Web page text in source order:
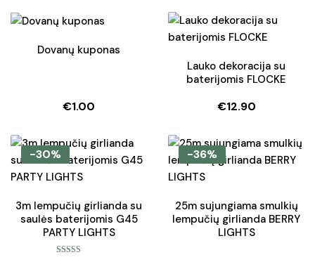
was:
€18.50.
is:
€14.90.
Dovanų kuponas
€1.00
Lauko dekoracija su
baterijomis FLOCKE
€12.90
-30%
3m lempučių girlianda su
saulės baterijomis G45
PARTY LIGHTS
-36%
25m sujungiama smulkių
lempučių girlianda BERRY
LIGHTS